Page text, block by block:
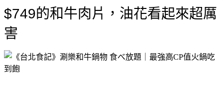
$749的和牛肉片，油花看起來超厲
害